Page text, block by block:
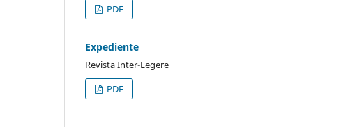
PDF
Expediente
Revista Inter-Legere
PDF